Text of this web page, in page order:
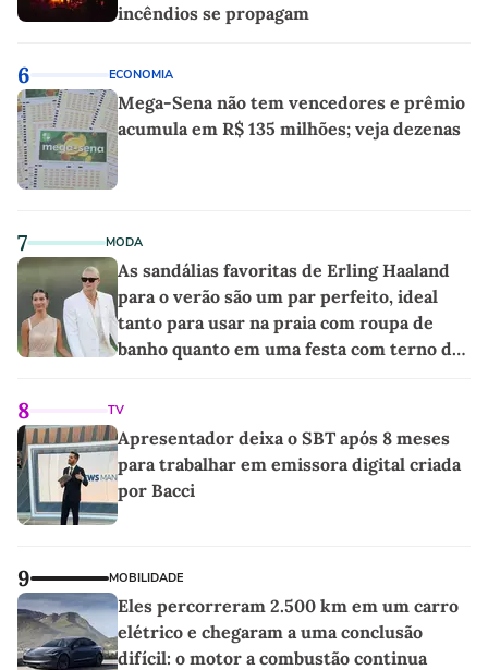
incêndios se propagam
6 ECONOMIA
Mega-Sena não tem vencedores e prêmio
acumula em R$ 135 milhões; veja dezenas
7 MODA
As sandálias favoritas de Erling Haaland
para o verão são um par perfeito, ideal
tanto para usar na praia com roupa de
banho quanto em uma festa com terno de
8 TV
Apresentador deixa o SBT após 8 meses
para trabalhar em emissora digital criada
por Bacci
9 MOBILIDADE
Eles percorreram 2.500 km em um carro
elétrico e chegaram a uma conclusão
difícil: o motor a combustão continua